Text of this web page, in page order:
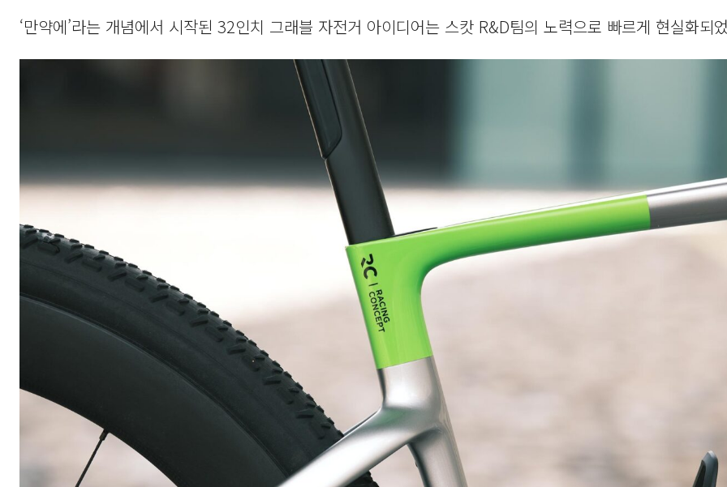
‘만약에’라는 개념에서 시작된 32인치 그래블 자전거 아이디어는 스캇 R&D팀의 노력으로 빠르게 현실화되